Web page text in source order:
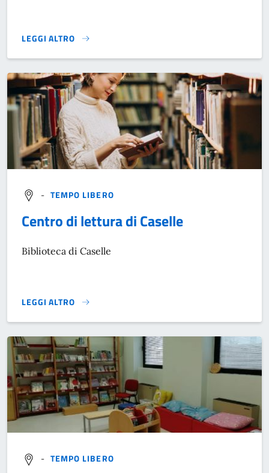
LEGGI ALTRO
}
- TEMPO LIBERO
Centro di lettura di Caselle
Biblioteca di Caselle
LEGGI ALTRO
}
- TEMPO LIBERO